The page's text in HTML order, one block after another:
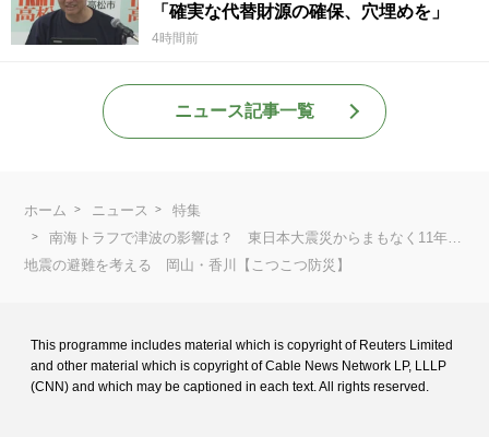
「確実な代替財源の確保、穴埋めを」
4時間前
ニュース記事一覧
ホーム ニュース
特集
南海トラフで津波の影響は？ 東日本大震災からまもなく11年…
地震の避難を考える 岡山・香川【こつこつ防災】
This programme includes material which is copyright of Reuters Limited
and other material which is copyright of Cable News Network LP, LLLP
(CNN) and which may be captioned in each text. All rights reserved.